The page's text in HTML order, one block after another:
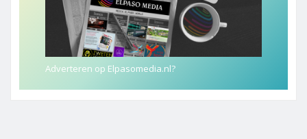
Adverteren op Elpasomedia.nl?